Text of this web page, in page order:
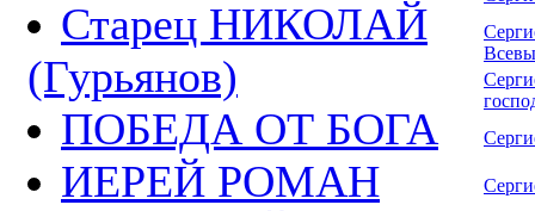
Старец НИКОЛАЙ
(Гурьянов)
ПОБЕДА ОТ БОГА
ИЕРЕЙ РОМАН